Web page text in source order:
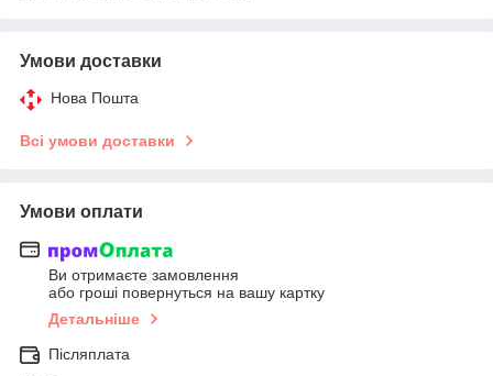
Умови доставки
Нова Пошта
Всі умови доставки
Умови оплати
Ви отримаєте замовлення
або гроші повернуться на вашу картку
Детальніше
Післяплата